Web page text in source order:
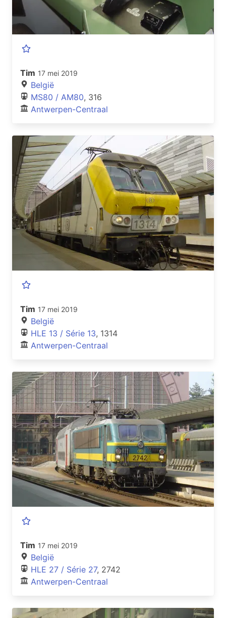
Tim 17 mei 2019
België
MS80 / AM80, 316
Antwerpen-Centraal
Tim 17 mei 2019
België
HLE 13 / Série 13, 1314
Antwerpen-Centraal
Tim 17 mei 2019
België
HLE 27 / Série 27, 2742
Antwerpen-Centraal